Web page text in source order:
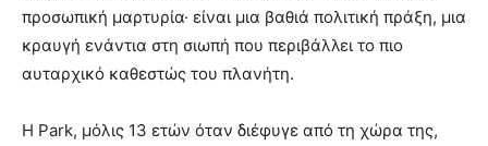
προσωπική μαρτυρία· είναι μια βαθιά πολιτική πράξη, μια
κραυγή ενάντια στη σιωπή που περιβάλλει το πιο
αυταρχικό καθεστώς του πλανήτη.
Η Park, μόλις 13 ετών όταν διέφυγε από τη χώρα της,